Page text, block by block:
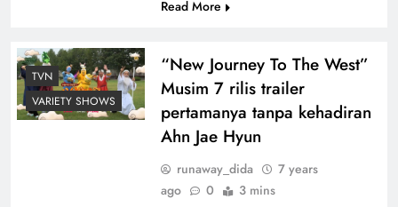
Read More
TVN
VARIETY SHOWS
“New Journey To The West”
Musim 7 rilis trailer
pertamanya tanpa kehadiran
Ahn Jae Hyun
runaway_dida
7 years
ago
0 3 mins